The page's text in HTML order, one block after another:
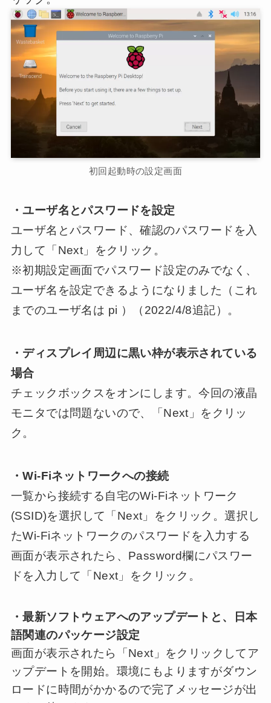
初回起動時の設定画面
・ユーザ名とパスワードを設定
ユーザ名とパスワード、確認のパスワードを入
力して「Next」をクリック。
※初期設定画面でパスワード設定のみでなく、
ユーザ名を設定できるようになりました（これ
までのユーザ名は pi ）（2022/4/8追記）。
・ディスプレイ周辺に黒い枠が表示されている
場合
チェックボックスをオンにします。今回の液晶
モニタでは問題ないので、「Next」をクリッ
ク。
・Wi-Fiネットワークへの接続
一覧から接続する自宅のWi-Fiネットワーク
(SSID)を選択して「Next」をクリック。選択し
たWi-Fiネットワークのパスワードを入力する
画面が表示されたら、Password欄にパスワー
ドを入力して「Next」をクリック。
・最新ソフトウェアへのアップデートと、日本
語関連のパッケージ設定
画面が表示されたら「Next」をクリックしてア
ップデートを開始。環境にもよりますがダウン
ロードに時間がかかるので完了メッセージが出